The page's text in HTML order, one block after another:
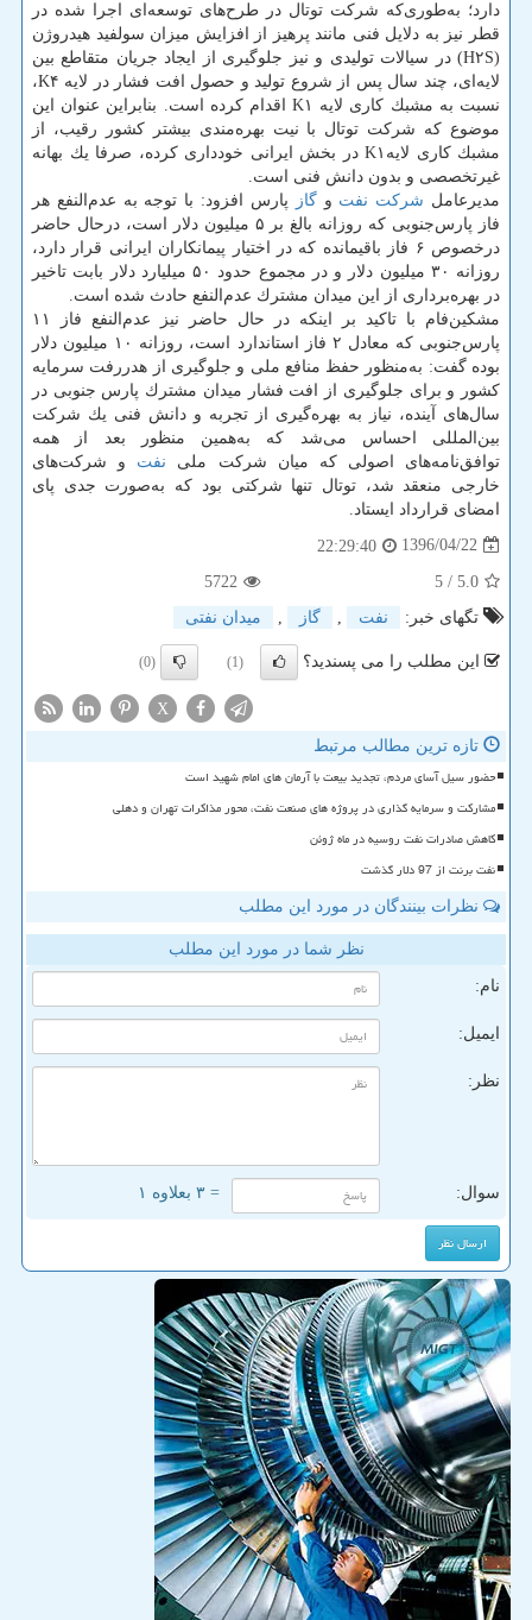
دارد؛ به‌طوری‌كه شركت توتال در طرح‌های توسعه‌ای اجرا شده در
قطر نیز به دلایل فنی مانند پرهیز از افزایش میزان سولفید هیدروژن
(H۲S) در سیالات تولیدی و نیز جلوگیری از ایجاد جریان متقاطع بین
لایه‌ای، چند سال پس از شروع تولید و حصول افت فشار در لایه K۴،
نسبت به مشبك كاری لایه K۱ اقدام كرده است. بنابراین عنوان این
موضوع كه شركت توتال با نیت بهره‌مندی بیشتر كشور رقیب، از
مشبك كاری لایهK۱ در بخش ایرانی خودداری كرده، صرفا یك بهانه
غیرتخصصی و بدون دانش فنی است.
مدیرعامل شركت نفت وگاز
پارس افزود: با توجه به عدم‌النفع هر
فاز پارس‌جنوبی كه روزانه بالغ بر ۵ میلیون دلار است، درحال حاضر
درخصوص ۶ فاز باقیمانده كه در اختیار پیمانكاران ایرانی قرار دارد،
روزانه ۳۰ میلیون دلار و در مجموع حدود ۵۰ میلیارد دلار بابت تاخیر
در بهره‌برداری از این میدان مشترك عدم‌النفع حادث شده است.
مشكین‌فام با تاكید بر اینكه در حال حاضر نیز عدم‌النفع فاز ۱۱
پارس‌جنوبی كه معادل ۲ فاز استاندارد است، روزانه ۱۰ میلیون دلار
بوده گفت: به‌منظور حفظ منافع ملی و جلوگیری از هدررفت سرمایه
كشور و برای جلوگیری از افت فشار میدان مشترك پارس جنوبی در
سال‌های آینده، نیاز به بهره‌گیری از تجربه و دانش فنی یك شركت
بین‌المللی احساس می‌شد كه به‌همین منظور بعد از همه
توافق‌نامه‌های اصولی كه میان شركت ملی نفت و شركت‌های
خارجی منعقد شد، توتال تنها شركتی بود كه به‌صورت جدی پای
امضای قرارداد ایستاد.
1396/04/22
22:29:40
5.0
/ 5
5722
تگهای خبر:
نفت گاز میدان نفتی
این مطلب را می پسندید؟ (1)
(0)
X
تازه ترین مطالب مرتبط
حضور سیل آسای مردم، تجدید بیعت با آرمان های امام شهید است
مشارکت و سرمایه گذاری در پروژه های صنعت نفت، محور مذاکرات تهران و دهلی
کاهش صادرات نفت روسیه در ماه ژوئن
نفت برنت از 97 دلار گذشت
نظرات بینندگان در مورد این مطلب
نظر شما در مورد این مطلب
نام:
ایمیل:
نظر:
سوال: = ۳ بعلاوه ۱